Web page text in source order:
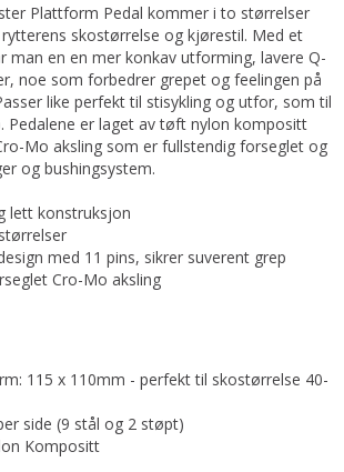
Plattform Pedal kommer i to størrelser
skostørrelse og kjørestil. Med et
man en en mer konkav utforming, lavere Q-
noe som forbedrer grepet og feelingen på
like perfekt til stisykling og utfor, som til
Pedalene er laget av tøft nylon kompositt
Mo aksling som er fullstendig forseglet og
og bushingsystem.
lett konstruksjon
med 11 pins, sikrer suverent grep
Cro-Mo aksling
115 x 110mm - perfekt til skostørrelse 40-
side (9 stål og 2 støpt)
Kompositt